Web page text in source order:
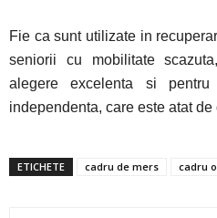
Fie ca sunt utilizate in
seniorii cu mobilitate
alegere excelenta si
independenta, care este atat
ETICHETE cadru de mers cadru